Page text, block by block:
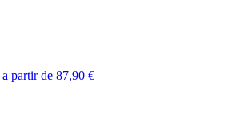
a partir de 87,90 €